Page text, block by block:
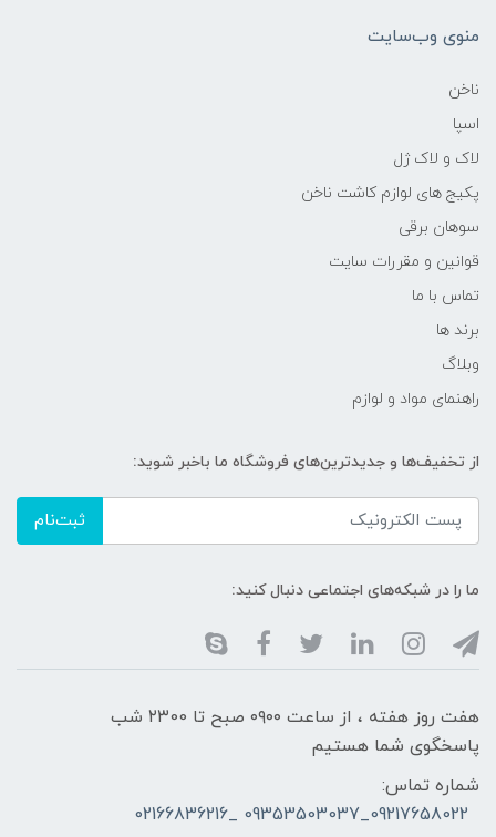
منوی وب‌سایت
ناخن
اسپا
لاک و لاک ژل
پکیج های لوازم کاشت ناخن
سوهان برقی
قوانین و مقررات سایت
تماس با ما
برند ها
وبلاگ
راهنمای مواد و لوازم
از تخفیف‌ها و جدیدترین‌های فروشگاه ما باخبر شوید:
ثبت‌نام
ما را در شبکه‌های اجتماعی دنبال کنید:
هفت روز هفته ، از ساعت ۰۹۰۰ صبح تا ۲۳00 شب
پاسخگوی شما هستیم
شماره تماس:
09217658022_09353503037 _02166836216